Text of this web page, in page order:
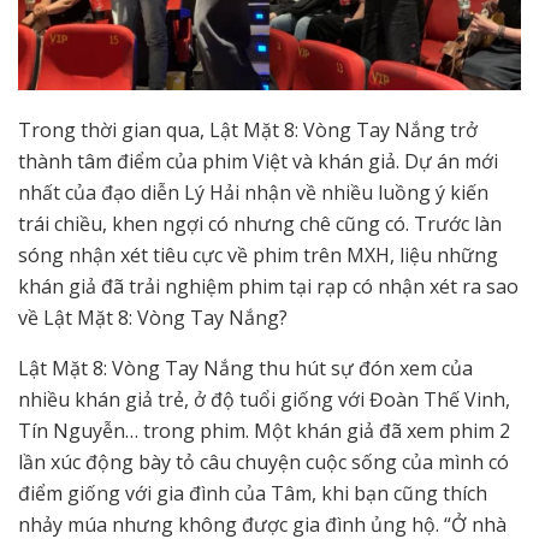
Trong thời gian qua, Lật Mặt 8: Vòng Tay Nắng trở
thành tâm điểm của phim Việt và khán giả. Dự án mới
nhất của đạo diễn Lý Hải nhận về nhiều luồng ý kiến
trái chiều, khen ngợi có nhưng chê cũng có. Trước làn
sóng nhận xét tiêu cực về phim trên MXH, liệu những
khán giả đã trải nghiệm phim tại rạp có nhận xét ra sao
về Lật Mặt 8: Vòng Tay Nắng?
Lật Mặt 8: Vòng Tay Nắng thu hút sự đón xem của
nhiều khán giả trẻ, ở độ tuổi giống với Đoàn Thế Vinh,
Tín Nguyễn… trong phim. Một khán giả đã xem phim 2
lần xúc động bày tỏ câu chuyện cuộc sống của mình có
điểm giống với gia đình của Tâm, khi bạn cũng thích
nhảy múa nhưng không được gia đình ủng hộ. “Ở nhà